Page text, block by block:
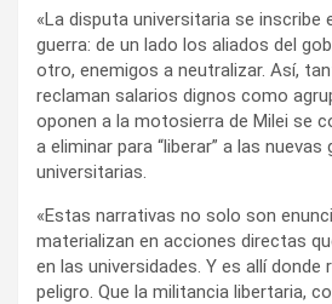
«La disputa universitaria se inscribe
guerra: de un lado los aliados del
otro, enemigos a neutralizar. Así,
reclaman salarios dignos como
oponen a la motosierra de Milei se
a eliminar para “liberar” a las nuevas
universitarias.
«Estas narrativas no solo son
materializan en acciones directas
en las universidades. Y es allí donde
peligro. Que la militancia libertaria,